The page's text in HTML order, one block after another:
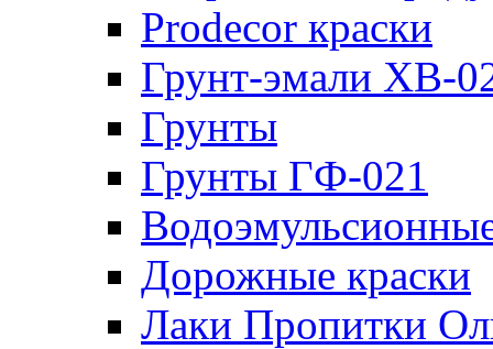
Prodecor краски
Грунт-эмали ХВ-
Грунты
Грунты ГФ-021
Дорожные краски
Лаки Пропитки